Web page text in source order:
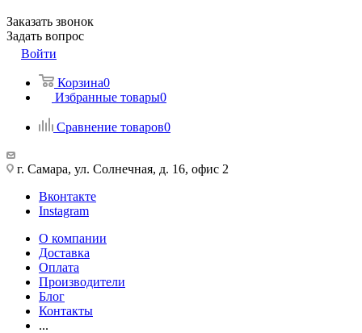
Заказать звонок
Задать вопрос
Войти
Корзина0
Избранные товары0
Сравнение товаров0
г. Самара, ул. Солнечная, д. 16, офис 2
Вконтакте
Instagram
О компании
Доставка
Оплата
Производители
Блог
Контакты
...